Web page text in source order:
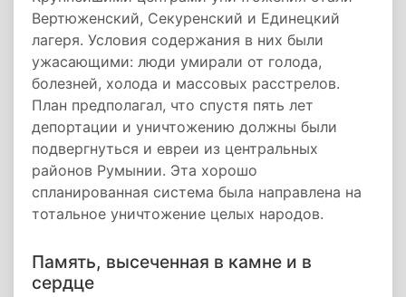
Вертюженский, Секуренский и Единецкий
лагеря. Условия содержания в них были
ужасающими: люди умирали от голода,
болезней, холода и массовых расстрелов.
План предполагал, что спустя пять лет
депортации и уничтожению должны были
подвергнуться и евреи из центральных
районов Румынии. Эта хорошо
спланированная система была направлена на
тотальное уничтожение целых народов.
Память, высеченная в камне и в
сердце